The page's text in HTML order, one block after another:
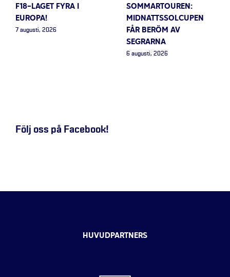
F18-LAGET FYRA I
EUROPA!
7 augusti, 2026
SOMMARTOUREN:
MIDNATTSSOLCUPEN
FÅR BERÖM AV
SEGRARNA
6 augusti, 2026
Följ oss på Facebook!
HUVUDPARTNERS